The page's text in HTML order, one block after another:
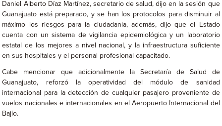
Daniel Alberto Díaz Martínez, secretario de salud, dijo en la sesión que
Guanajuato está preparado, y se han los protocolos para disminuir al
máximo los riesgos para la ciudadanía, además, dijo que el Estado
cuenta con un sistema de vigilancia epidemiológica y un laboratorio
estatal de los mejores a nivel nacional, y la infraestructura suficiente
en sus hospitales y el personal profesional capacitado.
Cabe mencionar que adicionalmente la Secretaría de Salud de
Guanajuato, reforzó la operatividad del módulo de sanidad
internacional para la detección de cualquier pasajero proveniente de
vuelos nacionales e internacionales en el Aeropuerto Internacional del
Bajío.